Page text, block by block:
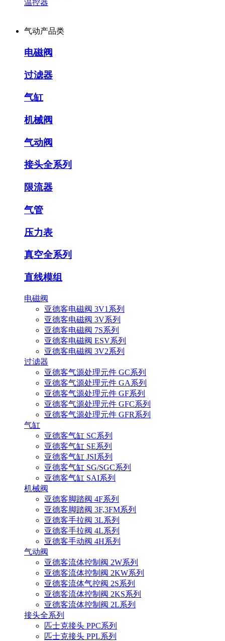
温控器
气动产品类
电磁阀
过滤器
气缸
机械阀
气动阀
接头全系列
限流器
气管
压力表
真空全系列
直线模组
电磁阀
亚德客电磁阀 3V1系列
亚德客电磁阀 3V系列
亚德客电磁阀 7S系列
亚德客电磁阀 ESV系列
亚德客电磁阀 3V2系列
过滤器
亚德客气源处理元件 GC系列
亚德客气源处理元件 GA系列
亚德客气源处理元件 GF系列
亚德客气源处理元件 GFC系列
亚德客气源处理元件 GFR系列
气缸
亚德客气缸 SC系列
亚德客气缸 SE系列
亚德客气缸 JSI系列
亚德客气缸 SG/SGC系列
亚德客气缸 SAI系列
机械阀
亚德客脚踏阀 4F系列
亚德客脚踏阀 3F,3FM系列
亚德客手拉阀 3L系列
亚德客手拉阀 4L系列
亚德客手动阀 4H系列
气动阀
亚德客流体控制阀 2W系列
亚德客流体控制阀 2KW系列
亚德客流体气控阀 2S系列
亚德客流体控制阀 2KS系列
亚德客流体控制阀 2L系列
接头全系列
匹士克接头 PPC系列
匹士克接头 PPL系列